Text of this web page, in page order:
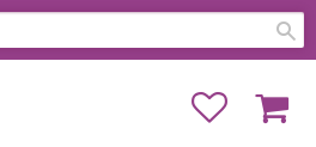
Favoriter